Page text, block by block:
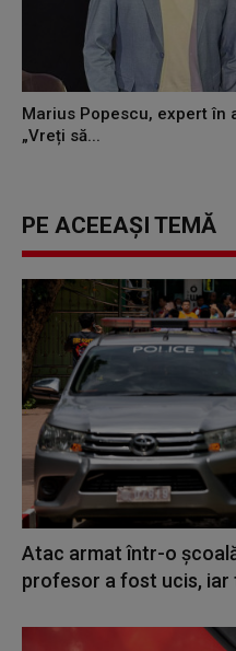
Marius Popescu, expert în
„Vreți să...
PE ACEEAȘI TEMĂ
Atac armat într-o
profesor a fost ucis, iar